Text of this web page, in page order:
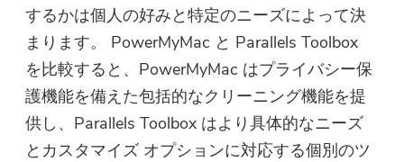
するかは個人の好みと特定のニーズによって決
まります。 PowerMyMac と Parallels Toolbox
を比較すると、PowerMyMac はプライバシー保
護機能を備えた包括的なクリーニング機能を提
供し、Parallels Toolbox はより具体的なニーズ
とカスタマイズ オプションに対応する個別のツ